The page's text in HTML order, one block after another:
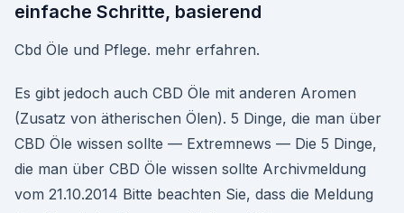
einfache Schritte, basierend
Cbd Öle und Pflege. mehr erfahren.
Es gibt jedoch auch CBD Öle mit anderen Aromen
(Zusatz von ätherischen Ölen). 5 Dinge, die man über
CBD Öle wissen sollte — Extremnews — Die 5 Dinge,
die man über CBD Öle wissen sollte Archivmeldung
vom 21.10.2014 Bitte beachten Sie, dass die Meldung